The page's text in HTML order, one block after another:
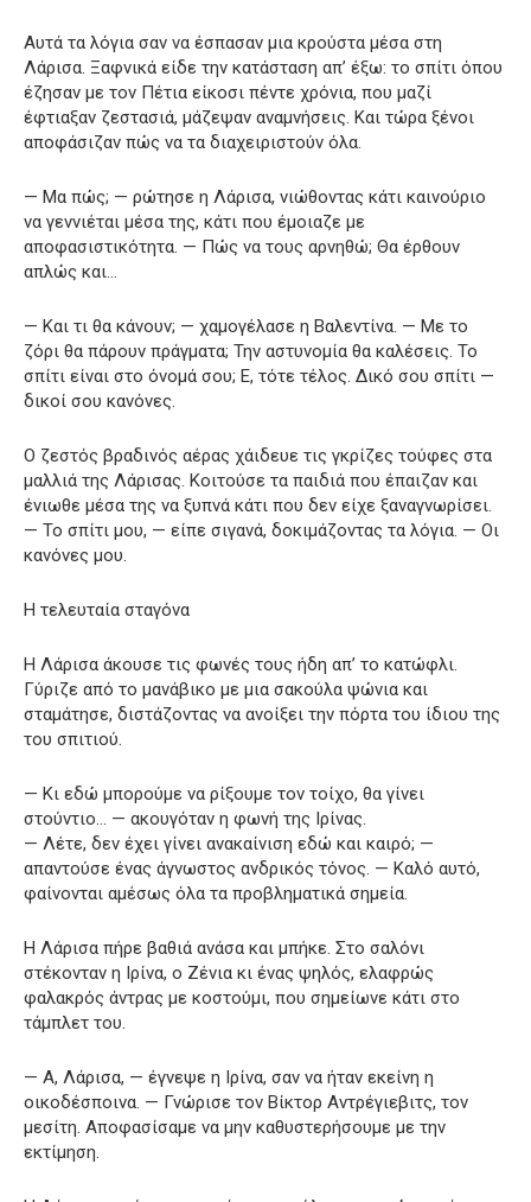
Αυτά τα λόγια σαν να έσπασαν μια κρούστα μέσα στη
Λάρισα. Ξαφνικά είδε την κατάσταση απ’ έξω: το σπίτι όπου
έζησαν με τον Πέτια είκοσι πέντε χρόνια, που μαζί
έφτιαξαν ζεστασιά, μάζεψαν αναμνήσεις. Και τώρα ξένοι
αποφάσιζαν πώς να τα διαχειριστούν όλα.
— Μα πώς; — ρώτησε η Λάρισα, νιώθοντας κάτι καινούριο
να γεννιέται μέσα της, κάτι που έμοιαζε με
αποφασιστικότητα. — Πώς να τους αρνηθώ; Θα έρθουν
απλώς και…
— Και τι θα κάνουν; — χαμογέλασε η Βαλεντίνα. — Με το
ζόρι θα πάρουν πράγματα; Την αστυνομία θα καλέσεις. Το
σπίτι είναι στο όνομά σου; Ε, τότε τέλος. Δικό σου σπίτι —
δικοί σου κανόνες.
Ο ζεστός βραδινός αέρας χάιδευε τις γκρίζες τούφες στα
μαλλιά της Λάρισας. Κοιτούσε τα παιδιά που έπαιζαν και
ένιωθε μέσα της να ξυπνά κάτι που δεν είχε ξαναγνωρίσει.
— Το σπίτι μου, — είπε σιγανά, δοκιμάζοντας τα λόγια. — Οι
κανόνες μου.
Η τελευταία σταγόνα
Η Λάρισα άκουσε τις φωνές τους ήδη απ’ το κατώφλι.
Γύριζε από το μανάβικο με μια σακούλα ψώνια και
σταμάτησε, διστάζοντας να ανοίξει την πόρτα του ίδιου της
του σπιτιού.
— Κι εδώ μπορούμε να ρίξουμε τον τοίχο, θα γίνει
στούντιο… — ακουγόταν η φωνή της Ιρίνας.
— Λέτε, δεν έχει γίνει ανακαίνιση εδώ και καιρό; —
απαντούσε ένας άγνωστος ανδρικός τόνος. — Καλό αυτό,
φαίνονται αμέσως όλα τα προβληματικά σημεία.
Η Λάρισα πήρε βαθιά ανάσα και μπήκε. Στο σαλόνι
στέκονταν η Ιρίνα, ο Ζένια κι ένας ψηλός, ελαφρώς
φαλακρός άντρας με κοστούμι, που σημείωνε κάτι στο
τάμπλετ του.
— Α, Λάρισα, — έγνεψε η Ιρίνα, σαν να ήταν εκείνη η
οικοδέσποινα. — Γνώρισε τον Βίκτορ Αντρέγιεβιτς, τον
μεσίτη. Αποφασίσαμε να μην καθυστερήσουμε με την
εκτίμηση.